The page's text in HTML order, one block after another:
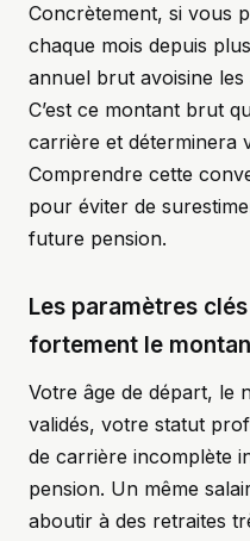
Concrètement, si vous
chaque mois depuis
annuel brut avoisine
C’est ce montant brut
carrière et déterminera
Comprendre cette
pour éviter de
future pension.
Les paramètres
fortement le
Votre âge de départ, le
validés, votre statut
de carrière incomplète
pension. Un même
aboutir à des retraites